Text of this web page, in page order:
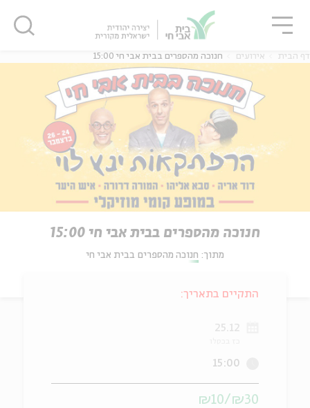
דף הבית אירועים חנוכה מהספרים בבית אבי חי 15:00
חנוכה מהספרים בבית אבי חי 15:00
מתוך: חנוכה מהספרים בבית אבי חי
התקיים בתאריך:
25.12
15:00
₪30/₪10
סגור